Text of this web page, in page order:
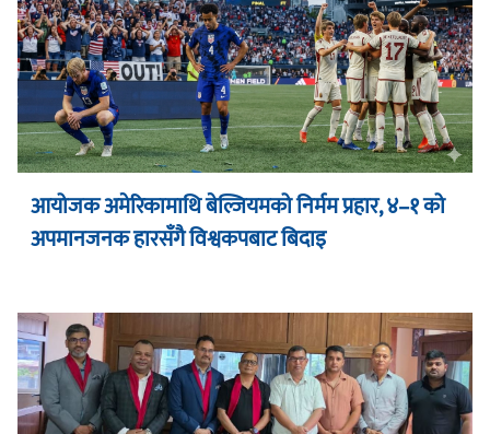
आयोजक अमेरिकामाथि बेल्जियमको निर्मम प्रहार, ४–१ को
अपमानजनक हारसँगै विश्वकपबाट बिदाइ